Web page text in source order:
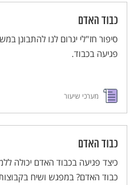
כבוד האדם
סיפור חז"לי יגרום לנו להתבונן
פגיעה בכבוד.
מערכי שיעור
כבוד האדם
כיצד פגיעה בכבוד האדם יכולה
כבוד האדם? במפגש ושיח